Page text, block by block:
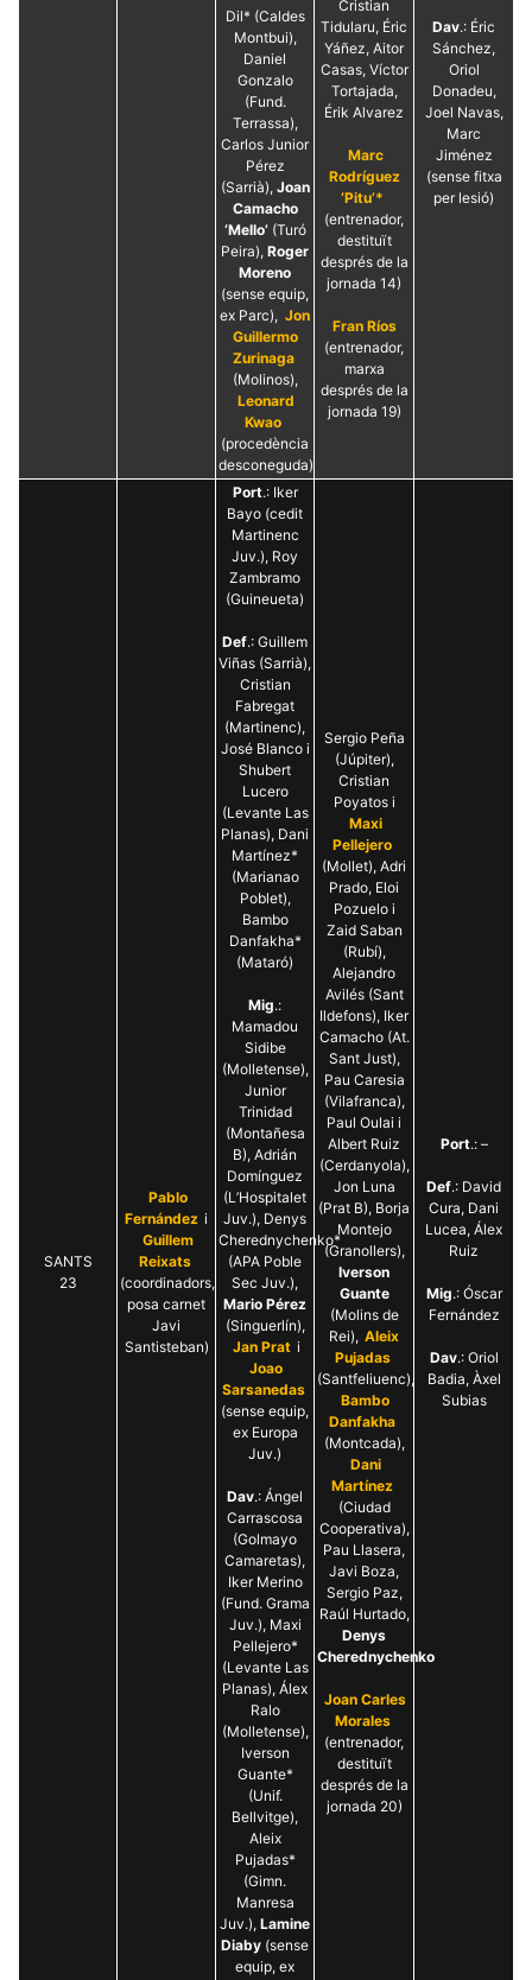
Dil* (Caldes
Montbui),
Daniel
Gonzalo
(Fund.
Terrassa),
Carlos Junior
Pérez
(Sarrià), Joan
Camacho
‘Mello’(Turó
Peira), Roger
Moreno
(sense equip,
ex Parc), Jon
Guillermo
Zurinaga
(Molinos),
Leonard
Kwao
(procedència
desconeguda)
Cristian
Tidularu, Éric
Yáñez, Aitor
Casas, Víctor
Tortajada,
Érik Alvarez
Marc
Rodríguez
‘Pitu’*
(entrenador,
destituït
després de la
jornada 14)
Fran Ríos
(entrenador,
marxa
després de la
jornada 19)
Dav.: Éric
Sánchez,
Oriol
Donadeu,
Joel Navas,
Marc
Jiménez
(sense fitxa
per lesió)
SANTS
23
Pablo
Fernández i
Guillem
Reixats
(coordinadors,
posa carnet
Javi
Santisteban)
Port.: Iker
Bayo (cedit
Martinenc
Juv.), Roy
Zambramo
(Guineueta)
Def.: Guillem
Viñas (Sarrià),
Cristian
Fabregat
(Martinenc),
José Blanco i
Shubert
Lucero
(Levante Las
Planas), Dani
Martínez*
(Marianao
Poblet),
Bambo
Danfakha*
(Mataró)
Mig.:
Mamadou
Sidibe
(Molletense),
Junior
Trinidad
(Montañesa
B), Adrián
Domínguez
(L’Hospitalet
Juv.), Denys
Cherednychenko*
(APA Poble
Sec Juv.),
Mario Pérez
(Singuerlín),
Jan Prat i
Joao
Sarsanedas
(sense equip,
ex Europa
Juv.)
Dav.: Ángel
Carrascosa
(Golmayo
Camaretas),
Iker Merino
(Fund. Grama
Juv.), Maxi
Pellejero*
(Levante Las
Planas), Álex
Ralo
(Molletense),
Iverson
Guante*
(Unif.
Bellvitge),
Aleix
Pujadas*
(Gimn.
Manresa
Juv.), Lamine
Diaby (sense
equip, ex
Sergio Peña
(Júpiter),
Cristian
Poyatos i
Maxi
Pellejero
(Mollet), Adri
Prado, Eloi
Pozuelo i
Zaid Saban
(Rubí),
Alejandro
Avilés (Sant
Ildefons), Iker
Camacho (At.
Sant Just),
Pau Caresia
(Vilafranca),
Paul Oulai i
Albert Ruiz
(Cerdanyola),
Jon Luna
(Prat B), Borja
Montejo
(Granollers),
Iverson
Guante
(Molins de
Rei), Aleix
Pujadas
(Santfeliuenc),
Bambo
Danfakha
(Montcada),
Dani
Martínez
(Ciudad
Cooperativa),
Pau Llasera,
Javi Boza,
Sergio Paz,
Raúl Hurtado,
Denys
Cherednychenko
Joan Carles
Morales
(entrenador,
destituït
després de la
jornada 20)
Port.: –
Def.: David
Cura, Dani
Lucea, Álex
Ruiz
Mig.: Óscar
Fernández
Dav.: Oriol
Badia, Àxel
Subias